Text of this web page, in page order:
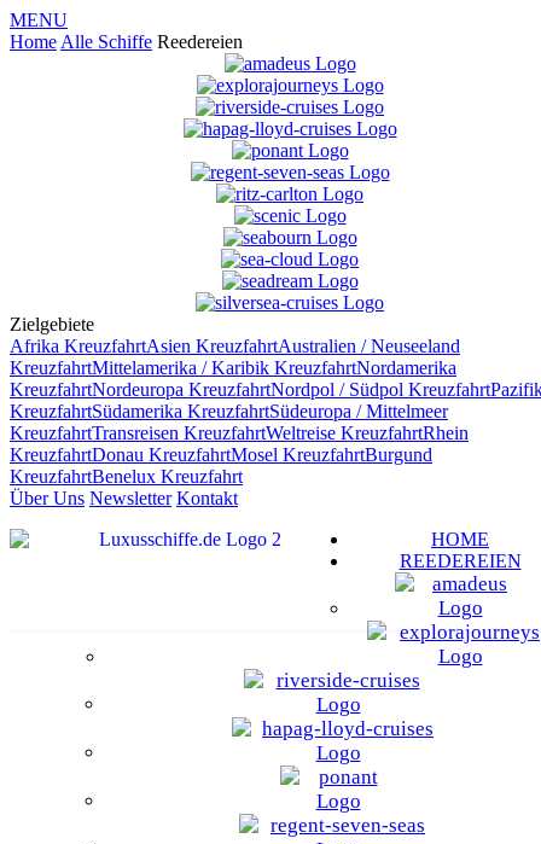
MENU
Home Alle Schiffe Reedereien
Zielgebiete
Afrika KreuzfahrtAsien KreuzfahrtAustralien / Neuseeland
KreuzfahrtMittelamerika / Karibik KreuzfahrtNordamerika
KreuzfahrtNordeuropa KreuzfahrtNordpol / Südpol Kreuzfahrt
KreuzfahrtSüdamerika KreuzfahrtSüdeuropa / Mittelmeer
KreuzfahrtTransreisen KreuzfahrtWeltreise KreuzfahrtRhein
KreuzfahrtDonau KreuzfahrtMosel KreuzfahrtBurgund
KreuzfahrtBenelux Kreuzfahrt
Über Uns Newsletter Kontakt
HOME
REEDEREIEN